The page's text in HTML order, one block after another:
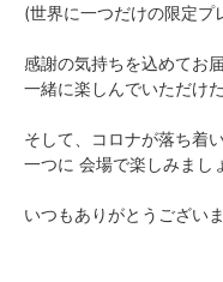
(世界に一つだけの限定プ
感謝の気持ちを込めてお
一緒に楽しんでいただけ
そして、コロナが落ち着
一つに 会場で楽しみまし
いつもありがとうござい